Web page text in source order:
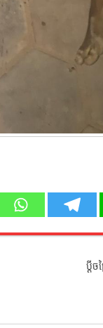
ប្ដី